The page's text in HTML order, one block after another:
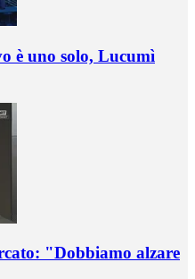
è uno solo, Lucumì
"Dobbiamo alzare